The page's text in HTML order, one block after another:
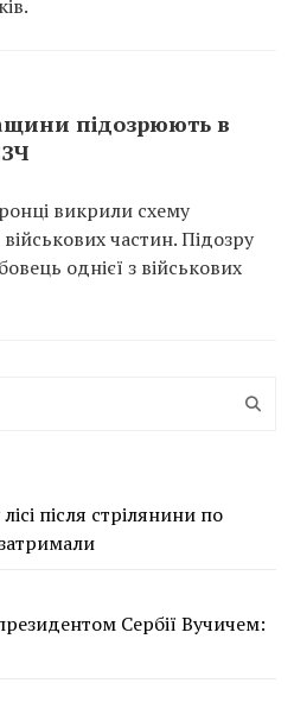
підозрюють в
викрили схему
частин. Підозру
однієї з військових
після стрілянини по
Сербії Вучичем: